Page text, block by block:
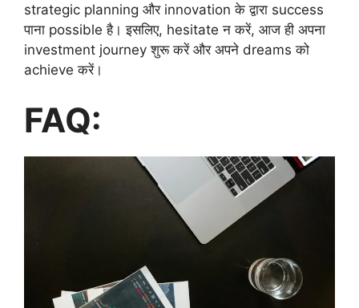
strategic planning और innovation के द्वारा success
पाना possible है। इसलिए, hesitate न करें, आज ही अपना
investment journey शुरू करें और अपने dreams को
achieve करें।
FAQ: